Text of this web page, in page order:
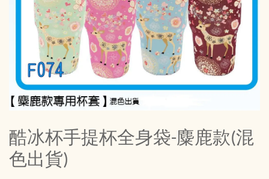
酷冰杯手提杯全身袋-麋鹿款(混
色出貨)